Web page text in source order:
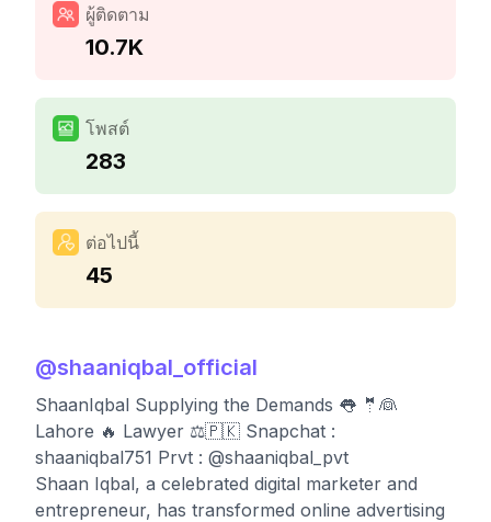
ผู้ติดตาม
10.7K
โพสต์
283
ต่อไปนี้
45
@shaaniqbal_official
ShaanIqbal Supplying the Demands 👅 🤵👰
Lahore 🔥 Lawyer ⚖🇵🇰 Snapchat :
shaaniqbal751 Prvt : @shaaniqbal_pvt
Shaan Iqbal, a celebrated digital marketer and
entrepreneur, has transformed online advertising